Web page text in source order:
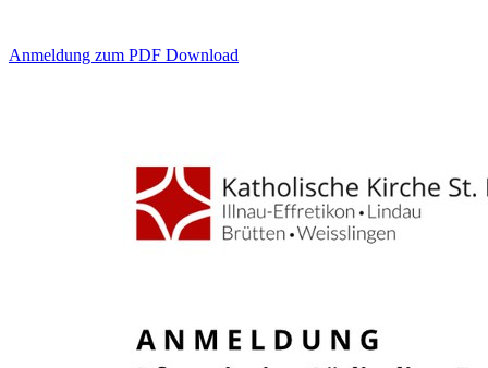
Anmeldung zum PDF Download